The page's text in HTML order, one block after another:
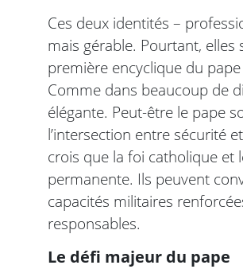
Ces deux identités –
mais gérable. Pourtant,
première encyclique du pape
Comme dans beaucoup de
élégante. Peut-être le pape
l’intersection entre sécurité
crois que la foi catholique et
permanente. Ils peuvent
capacités militaires
responsables.
Le défi majeur du pape